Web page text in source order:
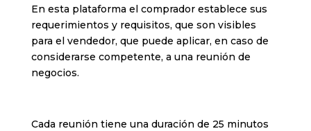
En esta plataforma el comprador establece sus
requerimientos y requisitos, que son visibles
para el vendedor, que puede aplicar, en caso de
considerarse competente, a una reunión de
negocios.
Cada reunión tiene una duración de 25 minutos